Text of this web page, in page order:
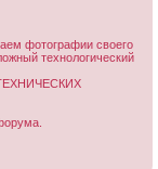
фотографии своего
технологический